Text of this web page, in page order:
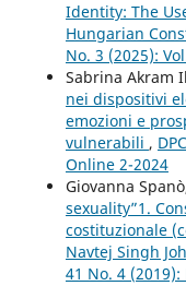
Identity: The
Hungarian
No. 3 (2025):
Sabrina Akram
nei dispositivi
emozioni e
vulnerabili ,
Online 2-2024
Giovanna
sexuality”1.
costituzionale
Navtej Singh
41 No. 4 (2019):